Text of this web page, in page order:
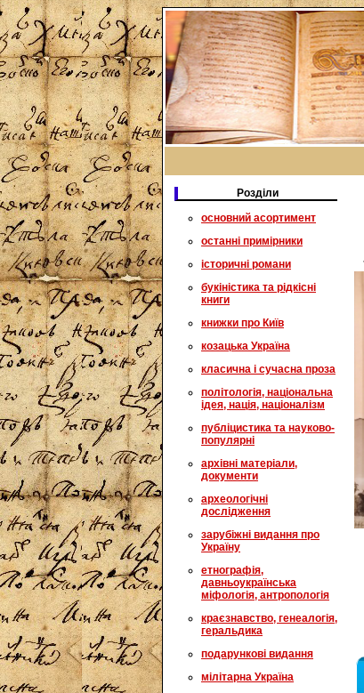
Розділи
основний асортимент
останні примірники
історичні романи
букіністика та рідкісні
книги
книжки про Київ
козацька Україна
класична і сучасна проза
політологія, національна
ідея, нація, націоналізм
публіцистика та науково-
популярні
архівні матеріали,
документи
археологічні
дослідження
зарубіжні видання про
Україну
етнографія,
давньоукраїнська
міфологія, антропологія
краєзнавство, генеалогія,
геральдика
подарункові видання
мілітарна Україна